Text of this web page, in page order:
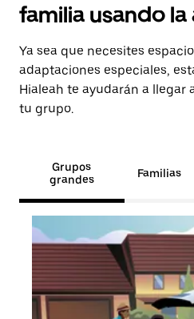
familia usando
Ya sea que necesites
adaptaciones especiales,
Hialeah te ayudarán a llegar
tu grupo.
Grupos
grandes
Familias